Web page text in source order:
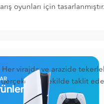
oyunları için
virajda ve arazide
bir şekilde taklit